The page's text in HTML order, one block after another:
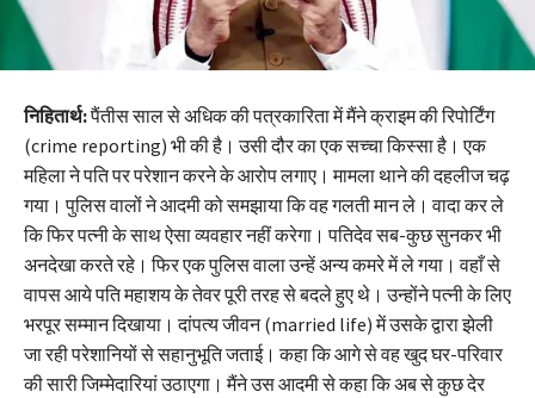
निहितार्थ:पैंतीस साल से अधिक की पत्रकारिता में मैंने क्राइम की रिपोर्टिंग
(crime reporting) भी की है। उसी दौर का एक सच्चा किस्सा है। एक
महिला ने पति पर परेशान करने के आरोप लगाए। मामला थाने की दहलीज चढ़
गया। पुलिस वालों ने आदमी को समझाया कि वह गलती मान ले। वादा कर ले
कि फिर पत्नी के साथ ऐसा व्यवहार नहीं करेगा। पतिदेव सब-कुछ सुनकर भी
अनदेखा करते रहे। फिर एक पुलिस वाला उन्हें अन्य कमरे में ले गया। वहाँ से
वापस आये पति महाशय के तेवर पूरी तरह से बदले हुए थे। उन्होंने पत्नी के लिए
भरपूर सम्मान दिखाया। दांपत्य जीवन (married life) में उसके द्वारा झेली
जा रही परेशानियों से सहानुभूति जताई। कहा कि आगे से वह खुद घर-परिवार
की सारी जिम्मेदारियां उठाएगा। मैंने उस आदमी से कहा कि अब से कुछ देर